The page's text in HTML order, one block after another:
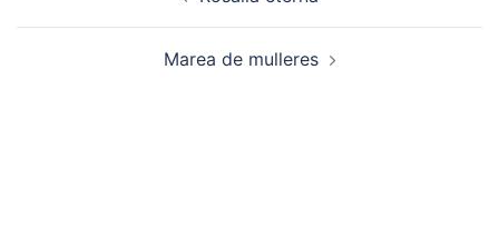
Marea de mulleres